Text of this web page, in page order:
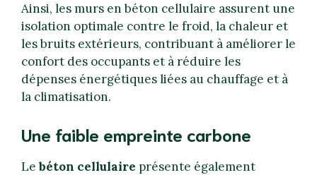
Ainsi, les murs en béton cellulaire assurent une
isolation optimale contre le froid, la chaleur et
les bruits extérieurs, contribuant à améliorer le
confort des occupants et à réduire les
dépenses énergétiques liées au chauffage et à
la climatisation.
Une faible empreinte carbone
Lebéton cellulaire présente également